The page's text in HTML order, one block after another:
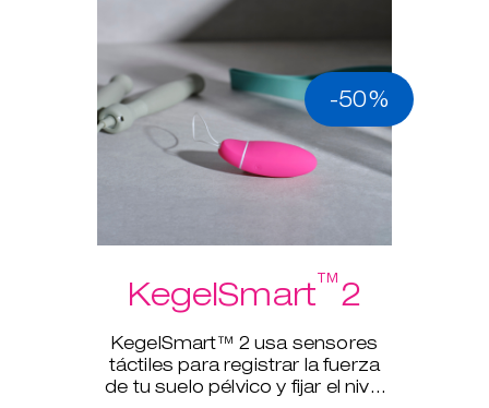
-50%
KegelSmart™2
KegelSmart™ 2 usa sensores
táctiles para registrar la fuerza
de tu suelo pélvico y fijar el nivel